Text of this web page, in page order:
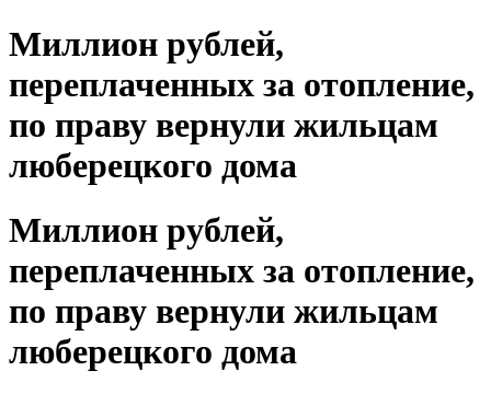
Миллион рублей,
переплаченных за отопление,
по праву вернули жильцам
люберецкого дома
Миллион рублей,
переплаченных за отопление,
по праву вернули жильцам
люберецкого дома